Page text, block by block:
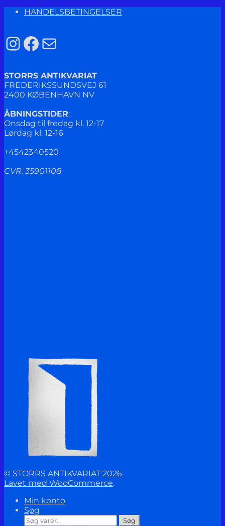
HANDELSBETINGELSER
Instagram
Facebook
Mail
STORRS ANTIKVARIAT
FREDERIKSSUNDSVEJ 61
2400 KØBENHAVN NV
ÅBNINGSTIDER:
Onsdag til fredag kl. 12-17
Lørdag kl. 12-16
+4542340520
CVR: 35901108
© STORRS ANTIKVARIAT 2026
Lavet med WooCommerce.
Min konto
Søg
Søg
Søg